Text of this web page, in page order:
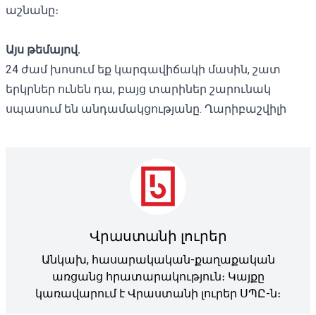
աշնանը։
Այս թեմայով.
24 ժամ խոսում եք կարգավիճակի մասին, շատ
երկրներ ունեն դա, բայց տարիներ շարունակ
սպասում են անդամակցությանը. Ղարիբաշվիլի
Վրաստանի լուրեր
Անկախ, հասարակական-քաղաքական
առցանց հրատարակություն։ Կայքը
կառավարում է Վրաստանի լուրեր ՍՊԸ-ն։